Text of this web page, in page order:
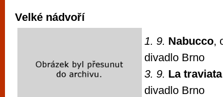
Velké nádvoří
1. 9. Nabucco,
divadlo Brno
3. 9. La traviata
divadlo Brno